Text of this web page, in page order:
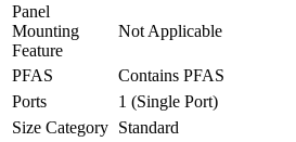
Panel
Mounting
Feature
Not Applicable
PFAS
Contains PFAS
Ports
1 (Single Port)
Size Category Standard